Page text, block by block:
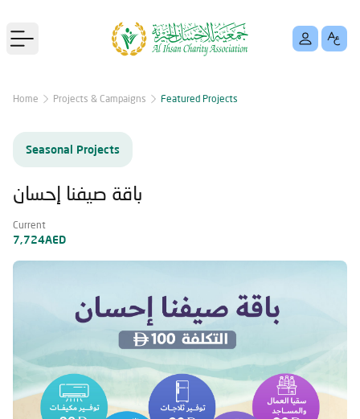
Open main menu
Home Projects & Campaigns Featured Projects
Seasonal Projects
باقة صيفنا إحسان
Current
7,724AED